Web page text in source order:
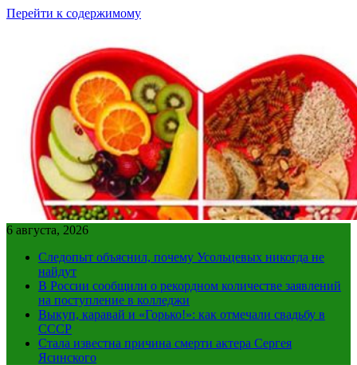
Перейти к содержимому
6 августа, 2026
Следопыт объяснил, почему Усольцевых никогда не
найдут
В России сообщили о рекордном количестве заявлений
на поступление в колледжи
Выкуп, каравай и «Горько!»: как отмечали свадьбу в
СССР
Стала известна причина смерти актера Сергея
Ясинского